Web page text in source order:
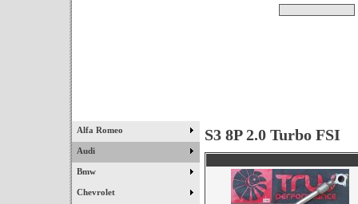
Alfa Romeo
Audi
Bmw
Chevrolet
S3 8P 2.0 Turbo FSI